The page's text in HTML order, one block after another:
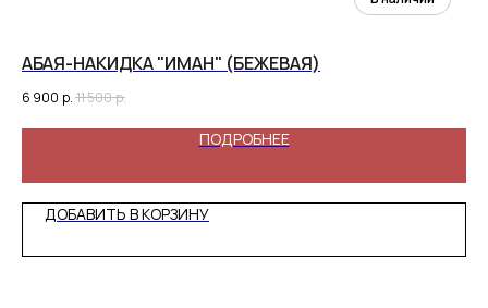
АБАЯ-НАКИДКА "ИМАН" (БЕЖЕВАЯ)
6 900 р. 11 500р.
ПОДРОБНЕЕ
ДОБАВИТЬ В КОРЗИНУ